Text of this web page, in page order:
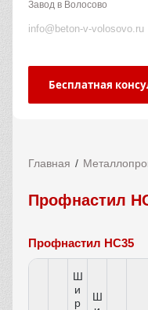
Завод в Волосово
info@beton-v-volosovo.ru
Бесплатная
Главная
Профнастил
Профнастил НС35
Ш
и
р
Ш